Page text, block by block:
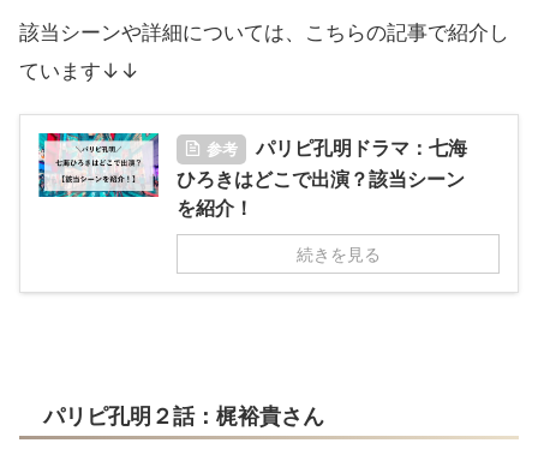
該当シーンや詳細については、こちらの記事で紹介し
ています↓↓
参考
パリピ孔明ドラマ：七海
ひろきはどこで出演？該当シーン
を紹介！
続きを見る
パリピ孔明２話：梶裕貴さん